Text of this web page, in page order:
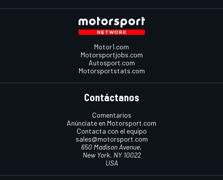
Motor1.com
Motorsportjobs.com
Autosport.com
Motorsportstats.com
Contáctanos
Comentarios
Anúnciate en Motorsport.com
Contacta con el equipo
sales@motorsport.com
650 Madison Avenue,
New York, NY 10022
USA